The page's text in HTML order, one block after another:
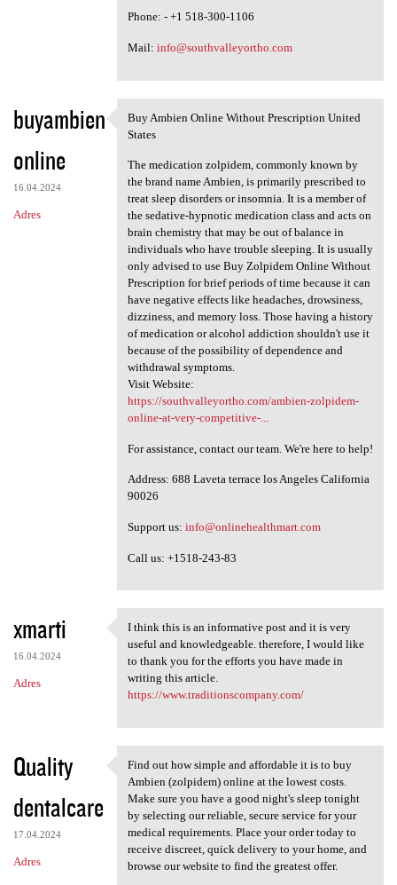
Phone: - +1 518-300-1106
Mail: info@southvalleyortho.com
buyambien
online
16.04.2024
Adres
Buy Ambien Online Without
Buy Ambien Online Without Prescription United
States
The medication zolpidem, commonly known by
the brand name Ambien, is primarily prescribed to
treat sleep disorders or insomnia. It is a member of
the sedative-hypnotic medication class and acts on
brain chemistry that may be out of balance in
individuals who have trouble sleeping. It is usually
only advised to use Buy Zolpidem Online Without
Prescription for brief periods of time because it can
have negative effects like headaches, drowsiness,
dizziness, and memory loss. Those having a history
of medication or alcohol addiction shouldn't use it
because of the possibility of dependence and
withdrawal symptoms.
Visit Website:
https://southvalleyortho.com/ambien-zolpidem-
online-at-very-competitive-...
For assistance, contact our team. We're here to help!
Address: 688 Laveta terrace los Angeles California
90026
Support us: info@onlinehealthmart.com
Call us: +1518-243-83
xmarti
16.04.2024
Adres
I think this is an
I think this is an informative post and it is very
useful and knowledgeable. therefore, I would like
to thank you for the efforts you have made in
writing this article.
https://www.traditionscompany.com/
Quality
dentalcare
17.04.2024
Adres
Find out how simple and
Find out how simple and affordable it is to buy
Ambien (zolpidem) online at the lowest costs.
Make sure you have a good night's sleep tonight
by selecting our reliable, secure service for your
medical requirements. Place your order today to
receive discreet, quick delivery to your home, and
browse our website to find the greatest offer.